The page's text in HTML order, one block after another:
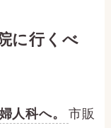
に行くべ
人科へ。
市販